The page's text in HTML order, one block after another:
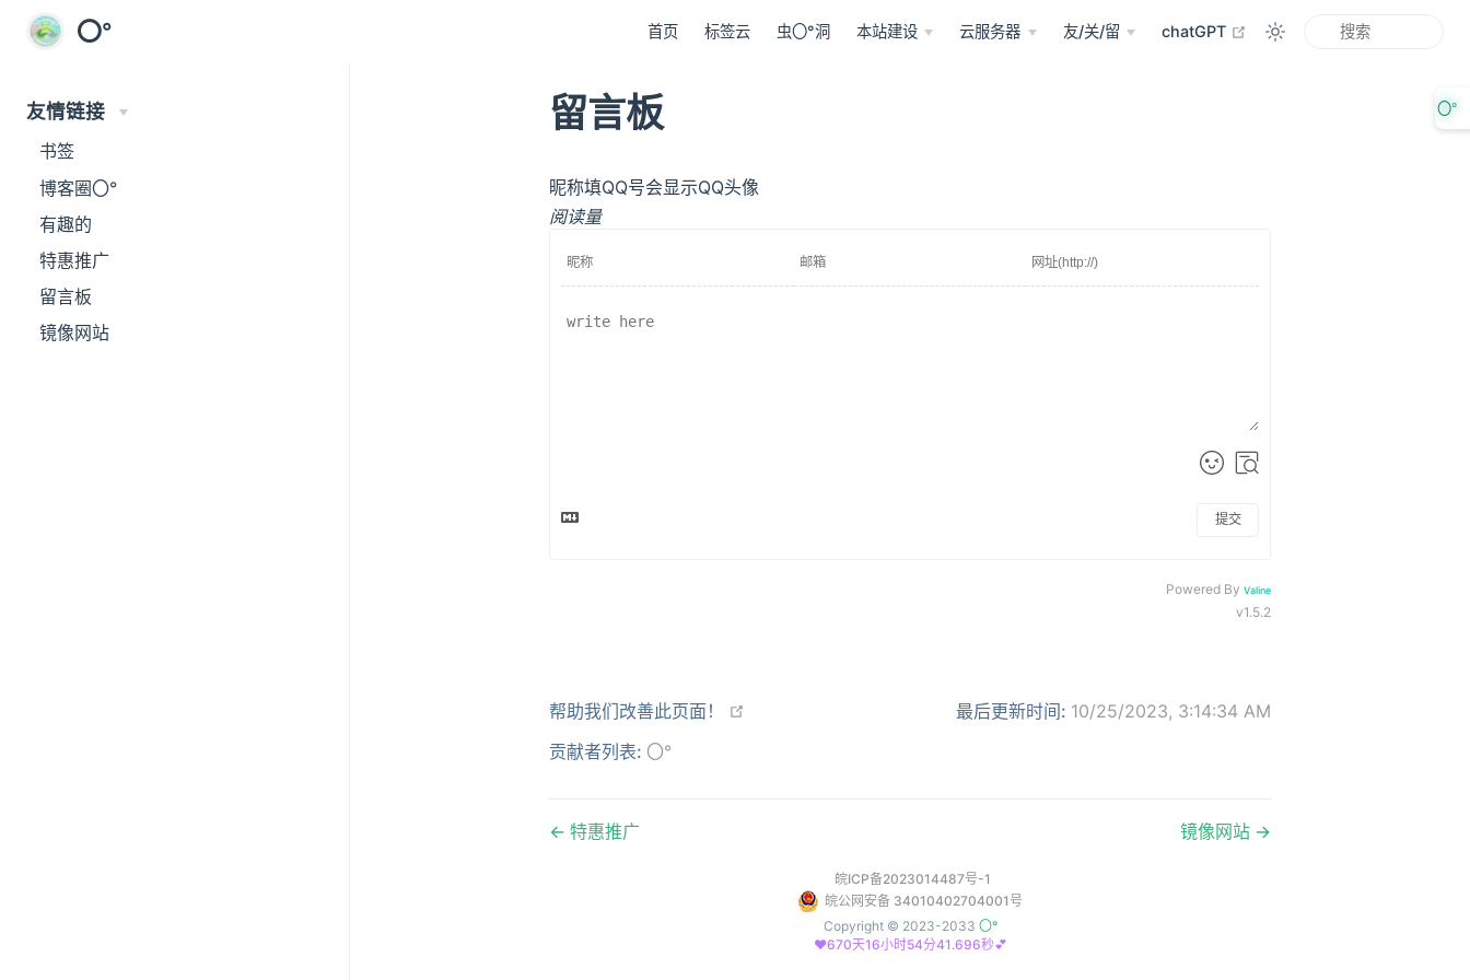
⭕° 首页 标签云 虫〇°洞 本站建设 云服务器 友/关/留 chatGPT open in new window
友情链接
书签
博客圈〇°
有趣的
特惠推广
留言板
镜像网站
留言板
昵称填QQ号会显示QQ头像
阅读量
提交
Powered By Valine
v1.5.2
帮助我们改善此页面！ 最后更新时间: 10/25/2023, 3:14:34 AM
贡献者列表: 〇°
特惠推广 镜像网站
皖ICP备2023014487号-1
皖公网安备 34010402704001号
Copyright © 2023-2033 〇°
❤️670天16小时54分41.892秒💕
〇°